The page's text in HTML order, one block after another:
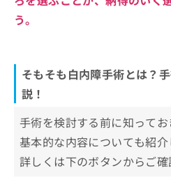
う。
そもそも白内障手術とは？
説！
手術を検討する前に知って
基本的な内容についても紹介
詳しくは下のボタンからご確